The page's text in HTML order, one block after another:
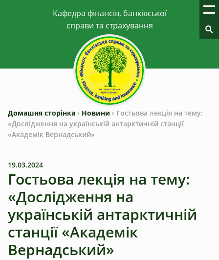
Домашня сторінка › Новини › Гостьова лекція на тему:
«Дослідження на українській антарктичній станції
«Академік Вернадський»
19.03.2024
Гостьова лекція на тему:
«Дослідження на
українській антарктичній
станції «Академік
Вернадський»